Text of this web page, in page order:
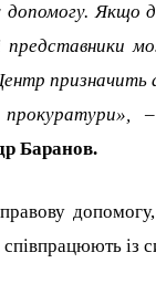
допомогу.
представники
–
Баранов.
допомогу,
співпрацюють